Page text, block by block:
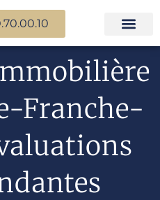
Franche-